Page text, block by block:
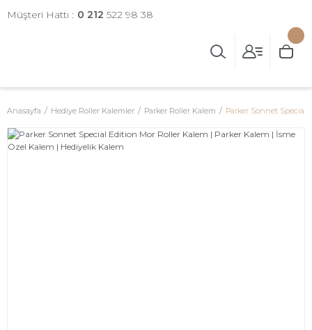
Müşteri Hattı : 0 212 522 98 38
Anasayfa Hediye Roller Kalemler Parker Roller Kalem Parker Sonnet Special